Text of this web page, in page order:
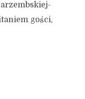
gości,